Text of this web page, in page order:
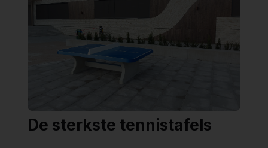
De sterkste tennistafels